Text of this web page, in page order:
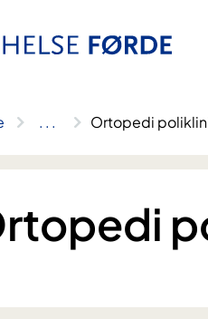
.. . Ortopedi